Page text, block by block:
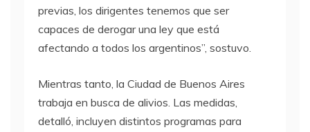
previas, los dirigentes tenemos que ser
capaces de derogar una ley que está
afectando a todos los argentinos”, sostuvo.
Mientras tanto, la Ciudad de Buenos Aires
trabaja en busca de alivios. Las medidas,
detalló, incluyen distintos programas para